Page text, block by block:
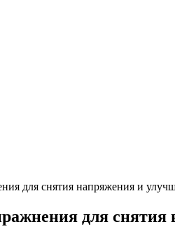
для снятия напряжения и
для